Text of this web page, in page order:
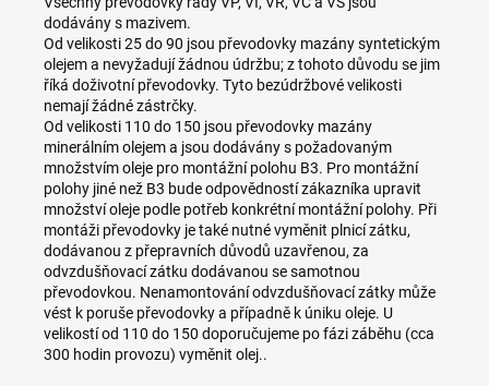
dodávány s mazivem.
Od velikosti 25 do 90 jsou převodovky mazány syntetickým
olejem a nevyžadují žádnou údržbu; z tohoto důvodu se jim
říká doživotní převodovky. Tyto bezúdržbové velikosti
nemají žádné zástrčky.
Od velikosti 110 do 150 jsou převodovky mazány
minerálním olejem a jsou dodávány s požadovaným
množstvím oleje pro montážní polohu B3. Pro montážní
polohy jiné než B3 bude odpovědností zákazníka upravit
množství oleje podle potřeb konkrétní montážní polohy. Při
montáži převodovky je také nutné vyměnit plnicí zátku,
dodávanou z přepravních důvodů uzavřenou, za
odvzdušňovací zátku dodávanou se samotnou
převodovkou. Nenamontování odvzdušňovací zátky může
vést k poruše převodovky a případně k úniku oleje. U
velikostí od 110 do 150 doporučujeme po fázi záběhu (cca
300 hodin provozu) vyměnit olej..